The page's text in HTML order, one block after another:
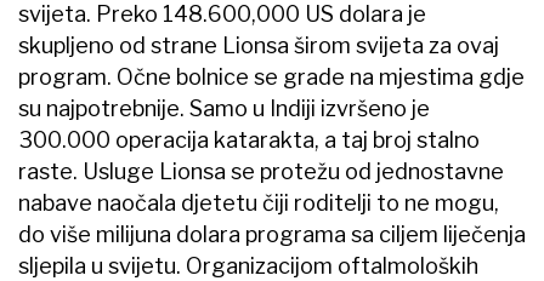
svijeta. Preko 148.600,000 US dolara je
skupljeno od strane Lionsa širom svijeta za ovaj
program. Očne bolnice se grade na mjestima gdje
su najpotrebnije. Samo u Indiji izvršeno je
300.000 operacija katarakta, a taj broj stalno
raste. Usluge Lionsa se protežu od jednostavne
nabave naočala djetetu čiji roditelji to ne mogu,
do više milijuna dolara programa sa ciljem liječenja
sljepila u svijetu. Organizacijom oftalmoloških